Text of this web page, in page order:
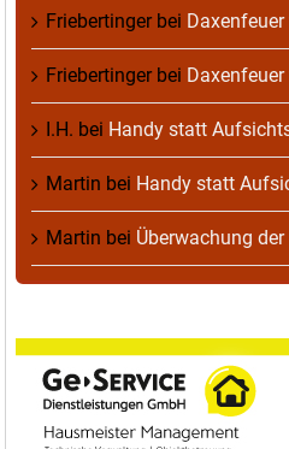
Friebertingerbei
Friebertingerbei
I.H. bei Handy statt
Martin bei Handy statt
Martin bei Überwachung